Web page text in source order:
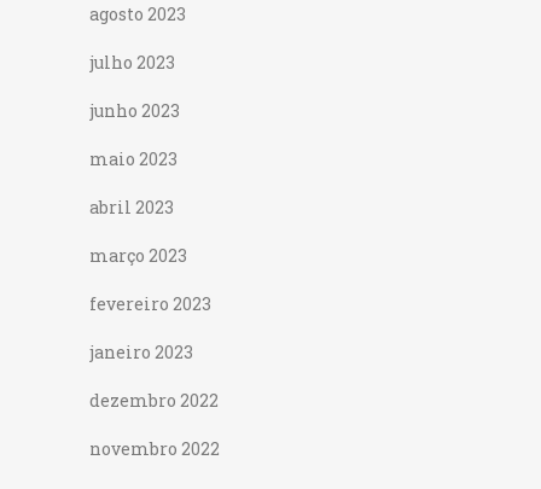
agosto 2023
julho 2023
junho 2023
maio 2023
abril 2023
março 2023
fevereiro 2023
janeiro 2023
dezembro 2022
novembro 2022